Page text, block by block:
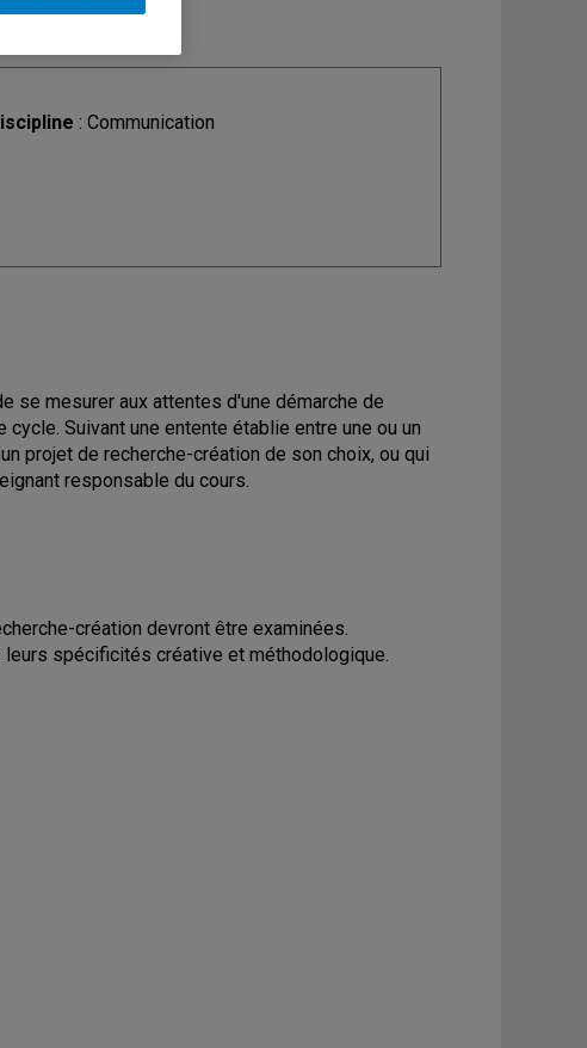
: Communication
se mesurer aux attentes d'une démarche de
Suivant une entente établie entre une ou un
projet de recherche-création de son choix, ou qui
responsable du cours.
création devront être examinées.
spécificités créative et méthodologique.